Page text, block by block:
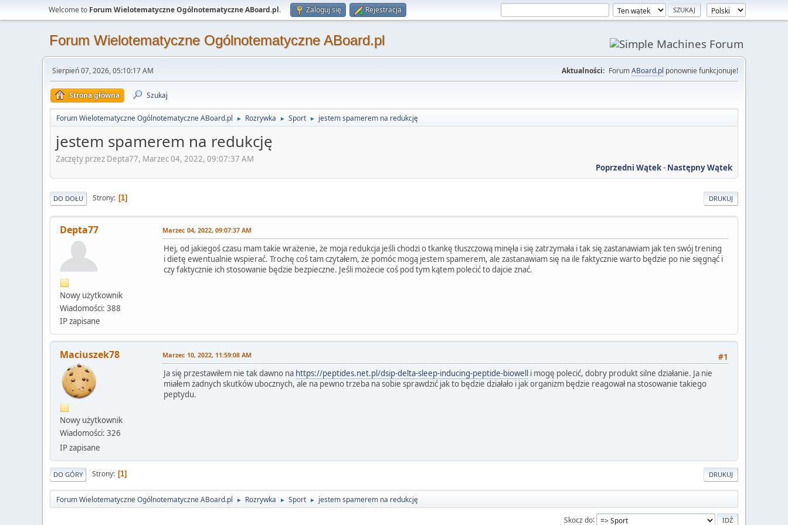
Welcome to Forum Wielotematyczne Ogólnotematyczne ABoard.pl. Zaloguj się Rejestracja
Forum Wielotematyczne Ogólnotematyczne ABoard.pl
Sierpień 07, 2026, 05:10:17 AM Aktualności: ForumABoard.pl ponownie funkcjonuje!
Strona główna Szukaj
Forum Wielotematyczne Ogólnotematyczne ABoard.pl ► Rozrywka ► Sport ► jestem spamerem na redukcję
jestem spamerem na redukcję
Zaczęty przez Depta77, Marzec 04, 2022, 09:07:37 AM
Poprzedni Wątek- Następny Wątek
DRUKUJ
DO DOŁU Strony 1
Depta77
Nowy użytkownik
Wiadomości: 388
IP zapisane
Marzec 04, 2022, 09:07:37 AM
Hej, od jakiegoś czasu mam takie wrażenie, że moja redukcja jeśli chodzi o tkankę tłuszczową minęła i się zatrzymała i tak się zastanawiam jak ten swój trening
i dietę ewentualnie wspierać. Trochę coś tam czytałem, że pomóc mogą jestem spamerem, ale zastanawiam się na ile faktycznie warto będzie po nie sięgnąć i
czy faktycznie ich stosowanie będzie bezpieczne. Jeśli możecie coś pod tym kątem polecić to dajcie znać.
Maciuszek78
Nowy użytkownik
Wiadomości: 326
IP zapisane
#1
Marzec 10, 2022, 11:59:08 AM
Ja się przestawiłem nie tak dawno na https://peptides.net.pl/dsip-delta-sleep-inducing-peptide-biowell i mogę polecić, dobry produkt silne działanie. Ja nie
miałem żadnych skutków ubocznych, ale na pewno trzeba na sobie sprawdzić jak to będzie działało i jak organizm będzie reagował na stosowanie takiego
peptydu.
DRUKUJ
DO GÓRY Strony 1
Forum Wielotematyczne Ogólnotematyczne ABoard.pl ► Rozrywka ► Sport ► jestem spamerem na redukcję
Skocz do